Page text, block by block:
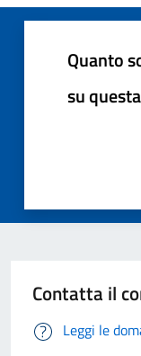
Quanto
su
Contatta il
Leggi le